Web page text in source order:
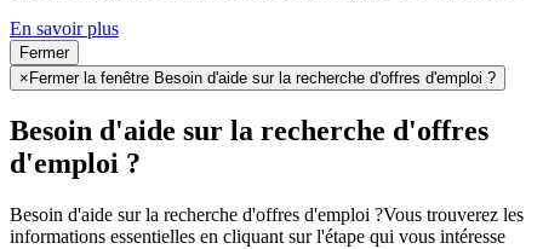
En savoir plus
Fermer
× Fermer la fenêtre Besoin d'aide sur la recherche d'offres d'emploi ?
Besoin d'aide sur la recherche d'offres
d'emploi ?
Besoin d'aide sur la recherche d'offres d'emploi ?Vous trouverez les
informations essentielles en cliquant sur l'étape qui vous intéresse